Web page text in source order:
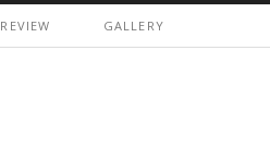
REVIEW GALLERY